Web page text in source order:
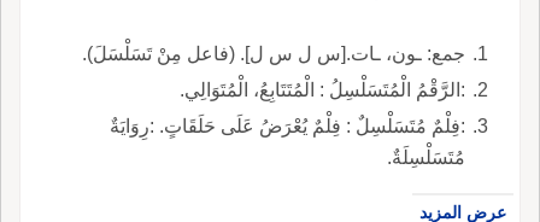
جمع: ـون، ـات.[س ل س ل]. (فاعل مِنْ تَسَلْسَلَ).
:الرَّقْمُ الْمُتَسَلْسِلُ : الْمُتَتَابِعُ، الْمُتَوَالِي.
:فِلْمٌ مُتَسَلْسِلٌ : فِلْمٌ يُعْرَضُ عَلَى حَلَقَاتٍ. :رِوَايَةٌ
مُتَسَلْسِلَةٌ.
عرض المزيد